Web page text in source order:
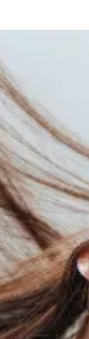
solltet ihr
Haare?
deiner Haare
wie der
ist.
ist die